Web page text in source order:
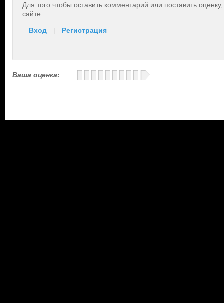
Для того чтобы оставить комментарий или поставить
сайте.
Вход | Регистрация
Ваша оценка: